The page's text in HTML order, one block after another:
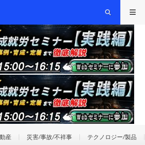
産 災害/事故/不祥事 テクノロジー/製品